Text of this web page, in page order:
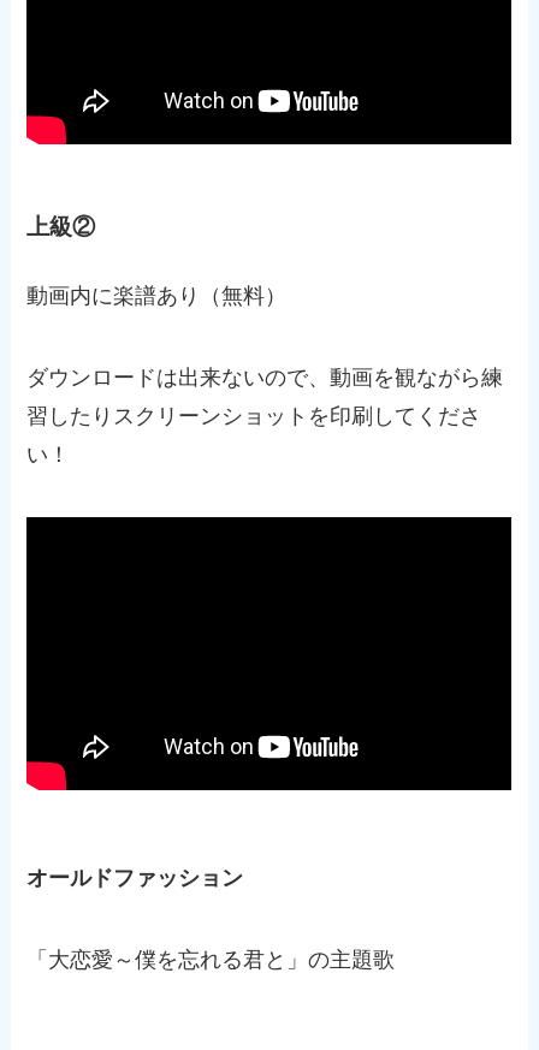
上級②
動画内に楽譜あり（無料）
ダウンロードは出来ないので、動画を観ながら練
習したりスクリーンショットを印刷してくださ
い！
オールドファッション
「大恋愛～僕を忘れる君と」の主題歌